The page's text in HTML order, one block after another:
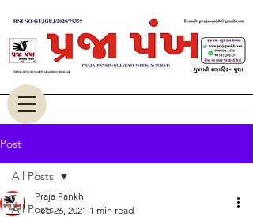
Post
All Posts
All Posts
Praja Pankh
Feb 26, 2021 1 min read